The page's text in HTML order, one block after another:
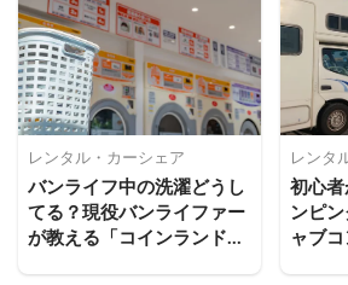
レンタル・カーシェア
バンライフ中の洗濯どうし
てる？現役バンライファー
が教える「コインランドリ
レンタ
初心者
ンピ
ャブ